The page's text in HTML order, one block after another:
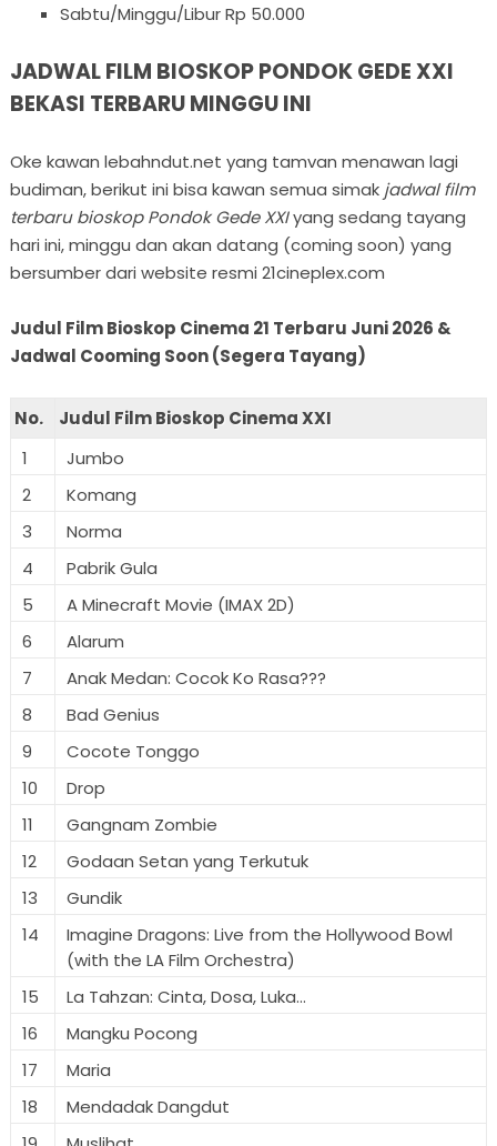
Sabtu/Minggu/Libur Rp 50.000
JADWAL FILM BIOSKOP PONDOK GEDE XXI
BEKASI TERBARU MINGGU INI
Oke kawan lebahndut.net yang tamvan menawan lagi
budiman, berikut ini bisa kawan semua simak jadwal film
terbaru bioskop Pondok Gede XXIyang sedang tayang
hari ini, minggu dan akan datang (coming soon) yang
bersumber dari website resmi 21cineplex.com
Judul Film Bioskop Cinema 21 Terbaru Juni 2026 &
Jadwal Cooming Soon (Segera Tayang)
No.
Judul Film Bioskop Cinema XXI
1
Jumbo
2
Komang
3
Norma
4
Pabrik Gula
5
A Minecraft Movie (IMAX 2D)
6
Alarum
7
Anak Medan: Cocok Ko Rasa???
8
Bad Genius
9
Cocote Tonggo
10
Drop
11
Gangnam Zombie
12
Godaan Setan yang Terkutuk
13
Gundik
14
Imagine Dragons: Live from the Hollywood Bowl
(with the LA Film Orchestra)
15
La Tahzan: Cinta, Dosa, Luka...
16
Mangku Pocong
17
Maria
18
Mendadak Dangdut